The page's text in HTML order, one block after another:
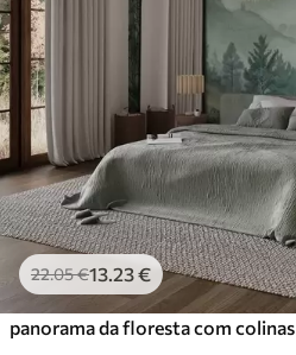
22.05€13 .23€
panorama da floresta com colinas